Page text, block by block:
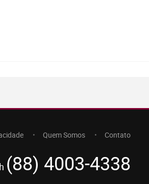
Quem Somos Contato
(88) 4003-4338